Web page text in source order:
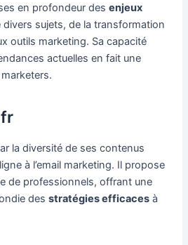
en profondeur desenjeux
divers sujets, de la transformation
outils marketing. Sa capacité
actuelles en fait une
la diversité de ses contenus
à l’email marketing. Il propose
de professionnels, offrant une
desstratégies efficaces à